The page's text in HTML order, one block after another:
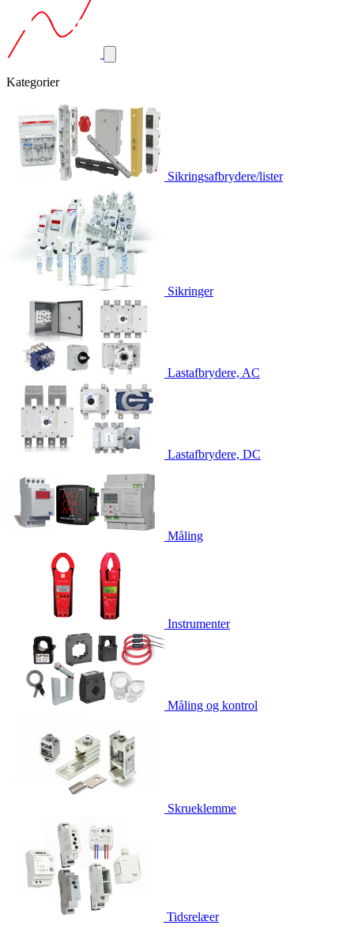
Kategorier
Sikringsafbrydere/lister
Sikringer
Lastafbrydere, AC
Lastafbrydere, DC
Måling
Instrumenter
Måling og kontrol
Skrueklemme
Tidsrelæer